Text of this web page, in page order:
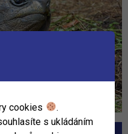
cookies
.
s ukládáním